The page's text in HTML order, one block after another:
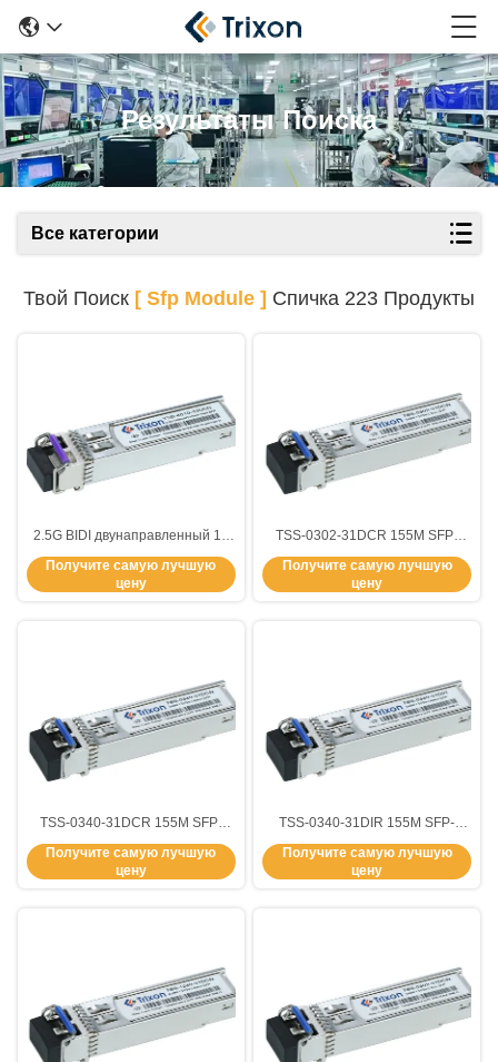
Результаты Поиска
Все категории
Твой Поиск [ Sfp Module ] Спичка 223 Продукты
2.5G BIDI двунаправленный 10
км SMF Fiber Type SFP
Transceiver Module
Температурный диапазон -20C-
Получите самую лучшую
цену
TSS-0302-31DCR 155M SFP-
передатчик с DDMI для SDH
STM-1/SONET OC-3 на
расстоянии 2 км -5°C ~+70°C
Получите самую лучшую
цену
TSS-0340-31DCR 155M SFP-
передатчик для SDH STM-
1/SONET OC-3 40km 1310nm-FP
-5°C ~+70°C SMF
Получите самую лучшую
цену
TSS-0340-31DIR 155M SFP-
передатчик для SDH STM-
1/SONET OC-3 40km 1310nm-FP
-40°C ~+85°C SMF
Получите самую лучшую
цену